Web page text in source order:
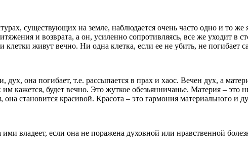
существующих на земле, наблюдается очень часто одно и то
и возврата, а он, усиленно сопротивляясь, все же уходит в
живут вечно. Ни одна клетка, если ее не убить, не погибает
она погибает, т.е. рассыпается в прах и хаос. Вечен дух, а
кажется, будет вечно. Это жуткое обезьянничанье. Материя – это
становится красивой. Красота – это гармония материального и
владеет, если она не поражена духовной или нравственной